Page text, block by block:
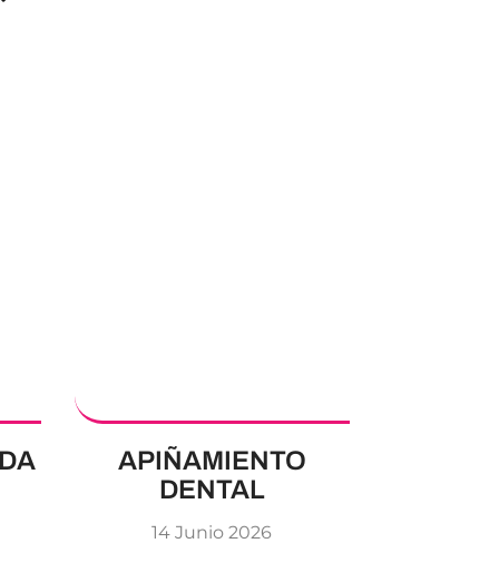
APIÑAMIENTO
DENTAL
14 Junio 2026